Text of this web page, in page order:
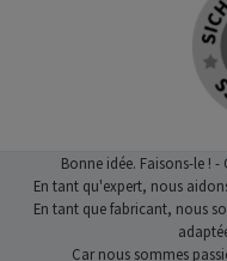
Bonne idée. Faisons-le !
En tant qu'expert, nous
En tant que fabricant, nous
Car nous sommes